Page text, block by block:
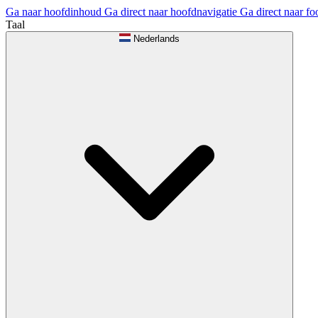
Ga naar hoofdinhoud Ga direct naar hoofdnavigatie Ga direct naar
Taal
Nederlands